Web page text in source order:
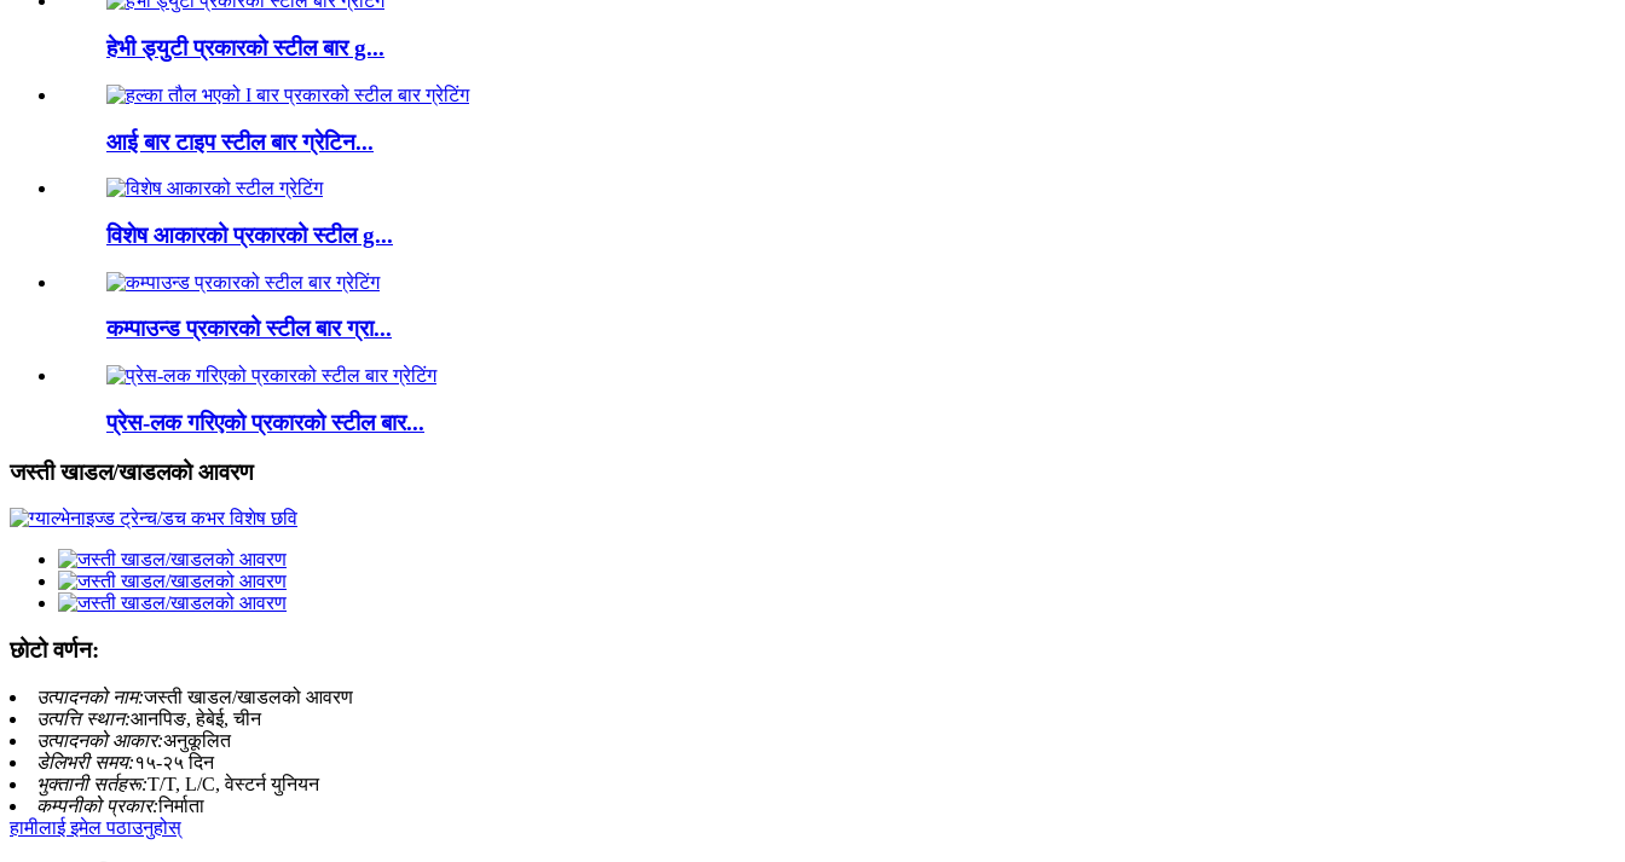
हेभी ड्युटी प्रकारको स्टील बार g...
आई बार टाइप स्टील बार ग्रेटिन...
विशेष आकारको प्रकारको स्टील g...
कम्पाउन्ड प्रकारको स्टील बार ग्रा...
प्रेस-लक गरिएको प्रकारको स्टील बार...
जस्ती खाडल/खाडलको आवरण
छोटो वर्णन:
उत्पादनको नाम:जस्ती खाडल/खाडलको आवरण
उत्पत्ति स्थान:आनपिङ, हेबेई, चीन
उत्पादनको आकार:अनुकूलित
डेलिभरी समय:१५-२५ दिन
भुक्तानी सर्तहरू:T/T, L/C, वेस्टर्न युनियन
कम्पनीको प्रकार:निर्माता
हामीलाई इमेल पठाउनुहोस्